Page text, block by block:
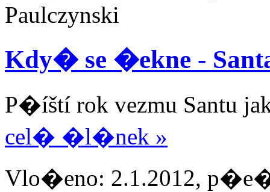
Paulczynski
Kdy� se �ekne -
P�íští rok vezmu Santu
cel� �l�nek »
Vlo�eno: 2.1.2012,